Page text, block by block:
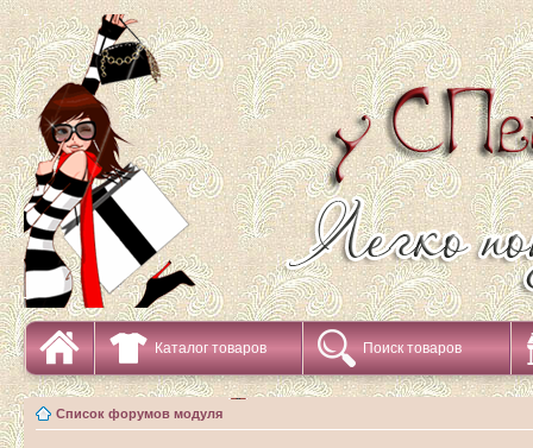
Каталог товаров Поиск товаров
Список форумов модуля